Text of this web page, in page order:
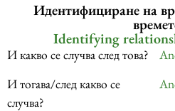
Идентифициране на
Identifying
И какво се случва след това?
И тогава/след какво се
случва?